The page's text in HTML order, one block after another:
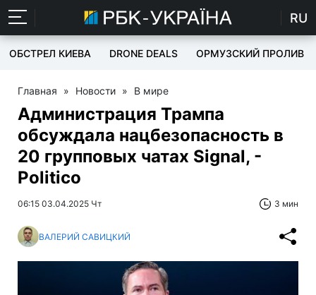
RU
ОБСТРЕЛ КИЕВА DRONE DEALS ОРМУЗСКИЙ ПРОЛИВ
Главная » Новости » В мире
Администрация Трампа
обсуждала нацбезопасность в
20 групповых чатах Signal, -
Politico
06:15 03.04.2025 Чт 3 мин
ВАЛЕРИЙ САВИЦКИЙ